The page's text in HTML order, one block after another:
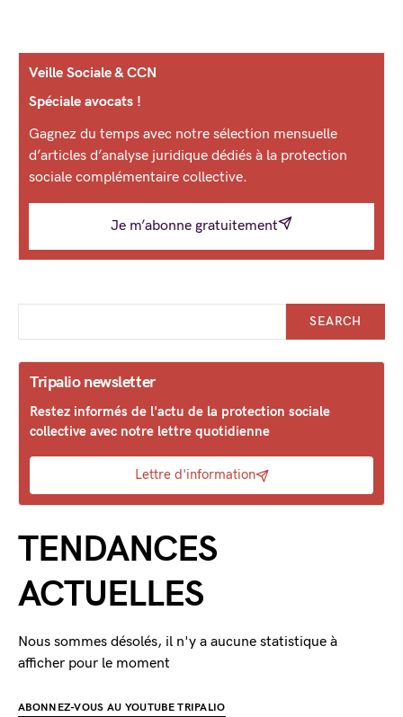
Veille Sociale & CCN
Spéciale avocats !
Gagnez du temps avec notre sélection mensuelle
d’articles d’analyse juridique dédiés à la protection
sociale complémentaire collective.
Je m’abonne gratuitement
SEARCH
Tripalio newsletter
Restez informés de l'actu de la protection sociale
collective avec notre lettre quotidienne
Lettre d'information
TENDANCES
ACTUELLES
Nous sommes désolés, il n'y a aucune statistique à
afficher pour le moment
ABONNEZ-VOUS AU YOUTUBE TRIPALIO